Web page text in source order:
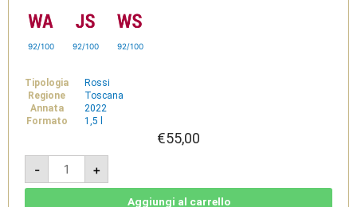
92/100 92/100 92/100
Tipologia
Rossi
Regione
Toscana
Annata
2022
Formato
1,5 l
€55,00
-
Tenuta
Meraviglia
Rosso
Bolgheri
+
Aggiungi al carrello